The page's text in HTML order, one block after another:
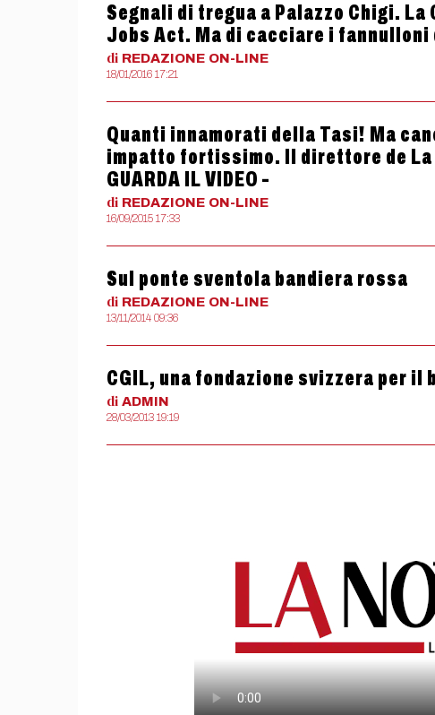
Segnali di tregua a Palazzo Chigi.
Jobs Act. Ma di cacciare i
di REDAZIONE ON-LINE
18/01/2016 17:21
Quanti innamorati della Tasi! Ma
impatto fortissimo. Il direttore de La
GUARDA IL VIDEO –
di REDAZIONE ON-LINE
16/09/2015 17:33
Sul ponte sventola bandiera rossa
di REDAZIONE ON-LINE
13/11/2014 09:36
CGIL, una fondazione svizzera per
di ADMIN
28/03/2013 19:19